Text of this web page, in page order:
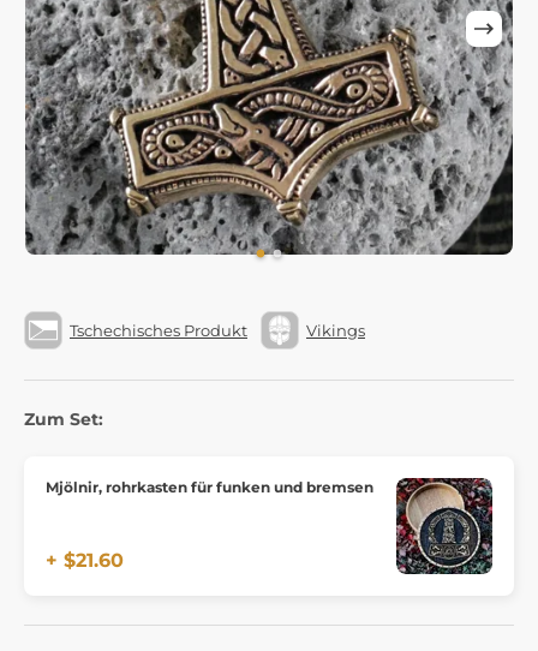
Tschechisches Produkt Vikings
Zum Set:
Mjölnir, rohrkasten für funken und bremsen
+ $21.60